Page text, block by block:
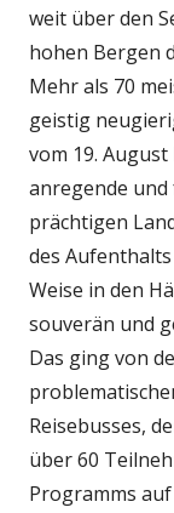
weit über den
hohen Bergen
Mehr als 70
geistig
vom 19.
anregende
prächtigen
des
Weise in den
souverän und
Das ging von
Reisebusses,
über 60
Programms